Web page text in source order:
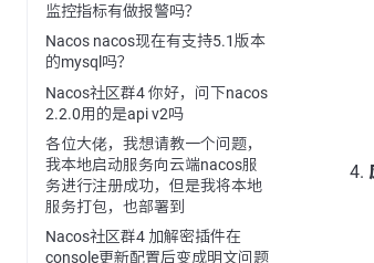
监控指标有做报警吗？
Nacos nacos现在有支持5.1版本
的mysql吗？
Nacos社区群4 你好，问下nacos
2.2.0用的是api v2吗
各位大佬，我想请教一个问题，
我本地启动服务向云端nacos服
务进行注册成功，但是我将本地
服务打包，也部署到
Nacos社区群4 加解密插件在
console更新配置后变成明文问题